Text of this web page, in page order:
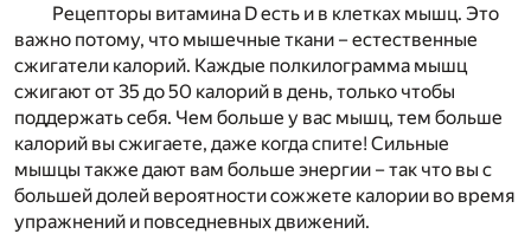
Рецепторы витамина D есть и в клетках мышц. Это
важно потому, что мышечные ткани – естественные
сжигатели калорий. Каждые полкилограмма мышц
сжигают от 35 до 50 калорий в день, только чтобы
поддержать себя. Чем больше у вас мышц, тем больше
калорий вы сжигаете, даже когда спите! Сильные
мышцы также дают вам больше энергии – так что вы с
большей долей вероятности сожжете калории во время
упражнений и повседневных движений.